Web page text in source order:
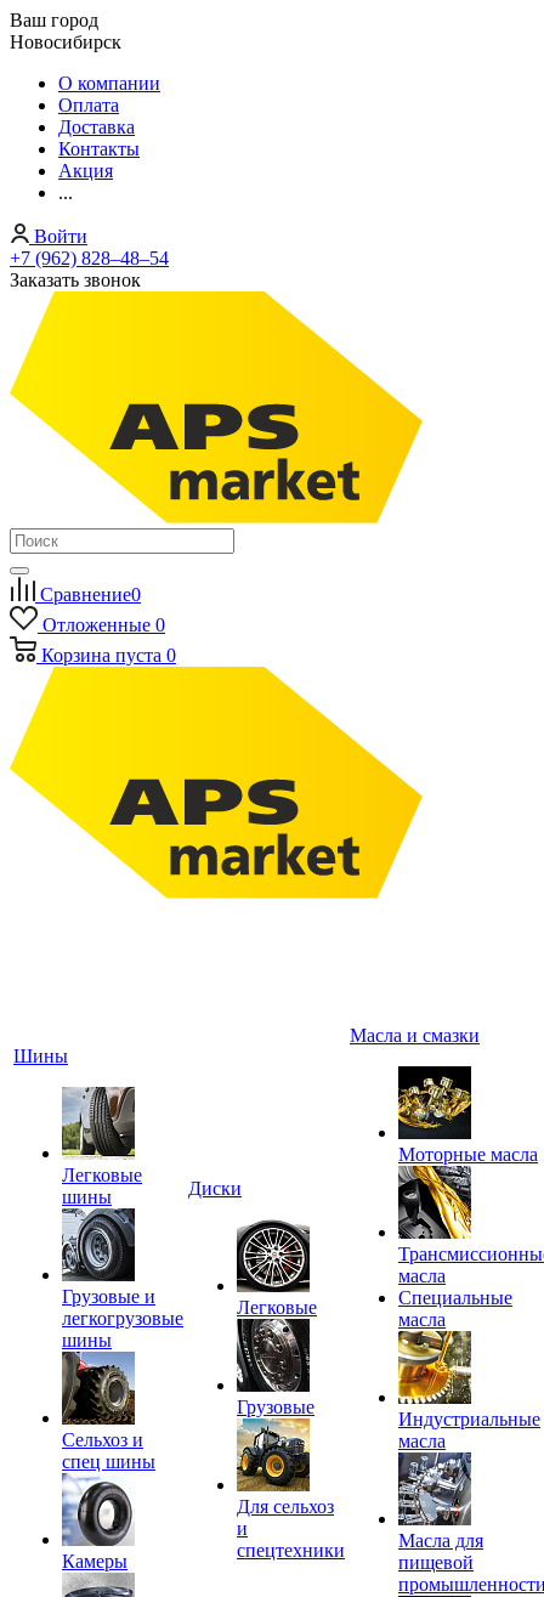
Ваш город
Новосибирск
О компании
Оплата
Доставка
Контакты
Акция
...
Войти
+7 (962) 828‒48‒54
Заказать звонок
Сравнение0
Отложенные 0
Корзина пуста 0
Шины
Легковые
шины
Грузовые и
легкогрузовые
шины
Сельхоз и
спец шины
Камеры
Диски
Легковые
Грузовые
Для сельхоз
и
спецтехники
Масла и смазки
Моторные масла
масла
Специальные
масла
Индустриальные
масла
Масла для
пищевой